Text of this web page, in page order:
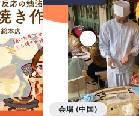
会場 (中国)